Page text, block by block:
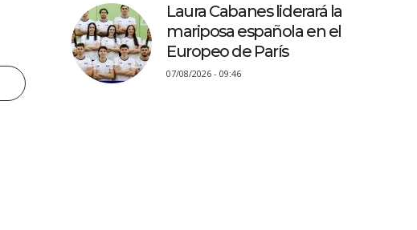
Laura Cabanes liderará la
mariposa española en el
Europeo de París
07/08/2026 - 09:46